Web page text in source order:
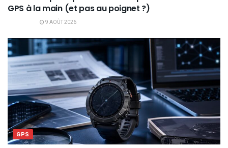
GPS à la main (et pas au poignet ?)
9 AOÛT 2026
GPS